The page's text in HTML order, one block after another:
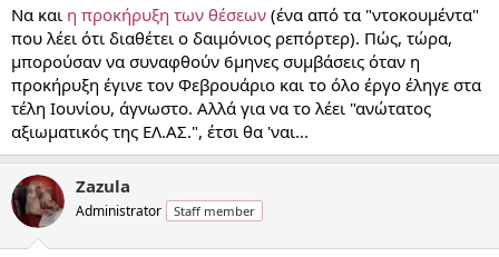
Να και η προκήρυξη των θέσεων (ένα από τα "ντοκουμέντα"
που λέει ότι διαθέτει ο δαιμόνιος ρεπόρτερ). Πώς, τώρα,
μπορούσαν να συναφθούν 6μηνες συμβάσεις όταν η
προκήρυξη έγινε τον Φεβρουάριο και το όλο έργο έληγε στα
τέλη Ιουνίου, άγνωστο. Αλλά για να το λέει "ανώτατος
αξιωματικός της ΕΛ.ΑΣ.", έτσι θα 'ναι...
Zazula
Administrator Staff member